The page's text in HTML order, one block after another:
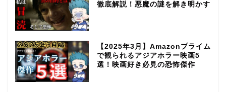
徹底解説！悪魔の謎を解き明かす
【2025年3月】Amazonプライム
で観られるアジアホラー映画5
選！映画好き必見の恐怖傑作